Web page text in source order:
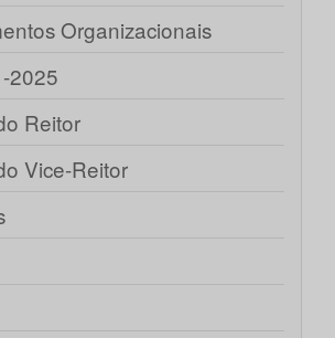
Organizacionais
2025
Reitor
Vice-Reitor